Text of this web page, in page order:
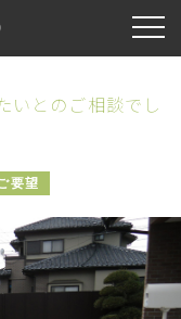
いとのご相談でし
要望